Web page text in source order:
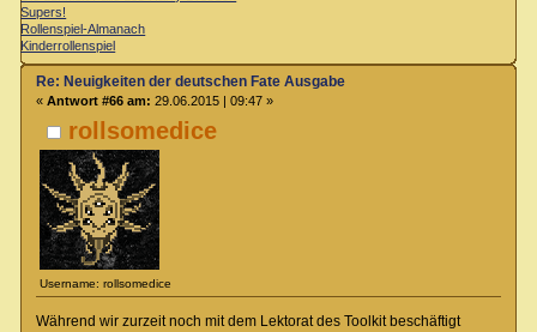
Supers!
Rollenspiel-Almanach
Kinderrollenspiel
rollsomedice
Username: rollsomedice
Re: Neuigkeiten der deutschen Fate Ausgabe
« Antwort #66 am: 29.06.2015 | 09:47 »
Während wir zurzeit noch mit dem Lektorat des Toolkit beschäftigt